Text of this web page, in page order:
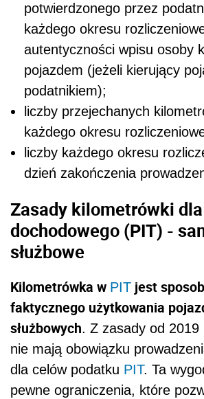
potwierdzonego przez
każdego okresu
autentyczności wpisu osoby
pojazdem (jeżeli kierujący
podatnikiem);
liczby przejechanych
każdego okresu
liczby każdego okresu
dzień zakończenia
Zasady kilometrówki
dochodowego (PIT) -
służbowe
Kilometrówka w PIT jest
faktycznego użytkowania
służbowych. Z zasady od
nie mają obowiązku
dla celów podatku PIT. Ta
pewne ograniczenia, które